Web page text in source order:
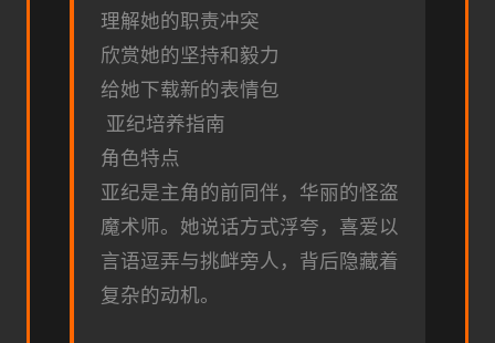
理解她的职责冲突
欣赏她的坚持和毅力
给她下载新的表情包
亚纪培养指南
角色特点
亚纪是主角的前同伴，华丽的怪盗
魔术师。她说话方式浮夸，喜爱以
言语逗弄与挑衅旁人，背后隐藏着
复杂的动机。